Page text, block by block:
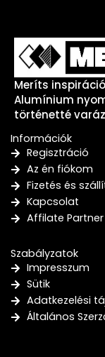
Meríts
Alumínium
történetté
Információk
Regisztráció
Az én fiókom
Fizetés és
Kapcsolat
Affilate
Szabályzatok
Impresszum
Sütik
Adatkezelési
Általános